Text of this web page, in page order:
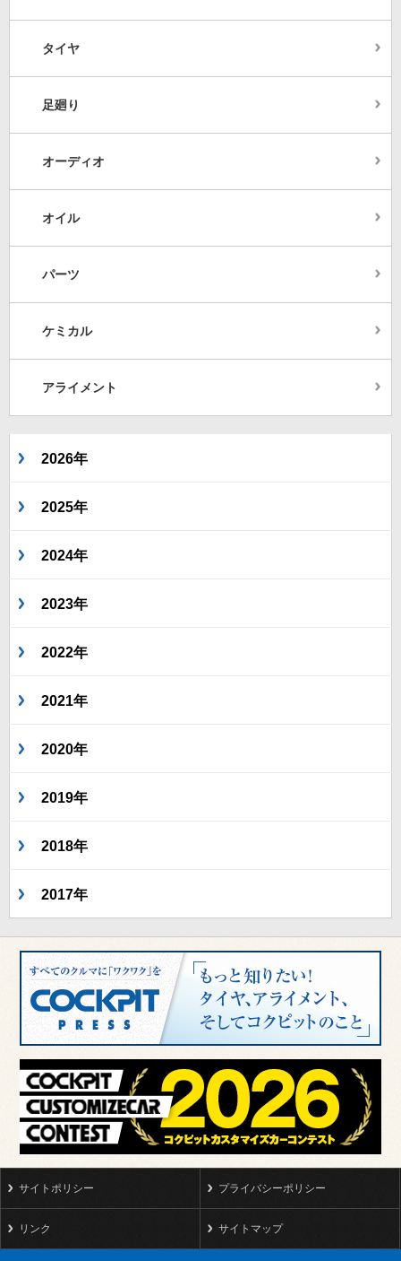
タイヤ
足廻り
オーディオ
オイル
パーツ
ケミカル
アライメント
2026年
2025年
2024年
2023年
2022年
2021年
2020年
2019年
2018年
2017年
サイトポリシー プライバシーポリシー
リンク サイトマップ